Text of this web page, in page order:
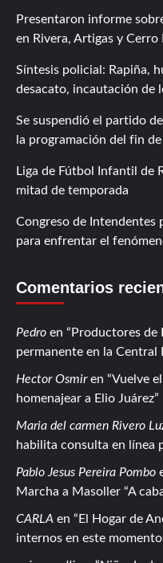
Presentaron informe
en Rivera, Artigas y Cerro
Síntesis policial: Rapiña,
desacato, incautación de
Se suspendió el partido
la programación del fin de
Liga de Fútbol Infantil de
mitad de temporada
Congreso de Intendentes
para enfrentar el
Comentarios
Pedro en
Productores de
permanente en la
Hector Osmiren
Vuelve
homenajear a Elio Juárez
Maria del carmen Rivero
habilita consulta en línea
Pablo Jesus Pereira Pombo
Marcha a Masoller “A
CARLA en
El Hogar de
internos en este momento